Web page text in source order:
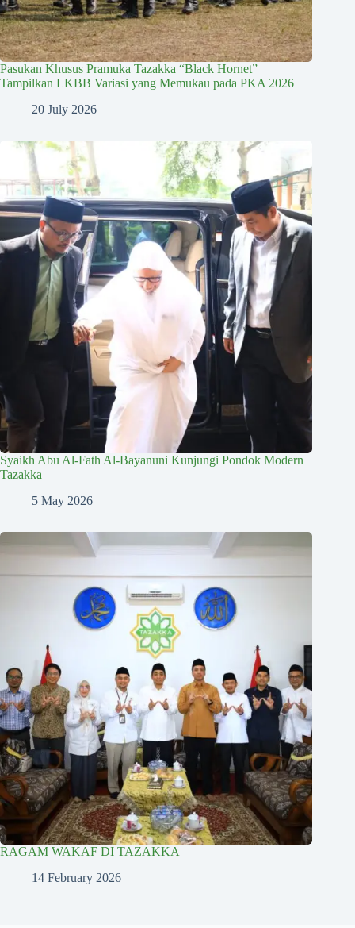
Pasukan Khusus Pramuka Tazakka “Black Hornet”
Tampilkan LKBB Variasi yang Memukau pada PKA 2026
20 July 2026
Syaikh Abu Al-Fath Al-Bayanuni Kunjungi Pondok Modern
Tazakka
5 May 2026
RAGAM WAKAF DI TAZAKKA
14 February 2026